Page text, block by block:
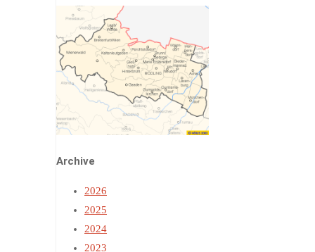
Archive
2026
2025
2024
2023